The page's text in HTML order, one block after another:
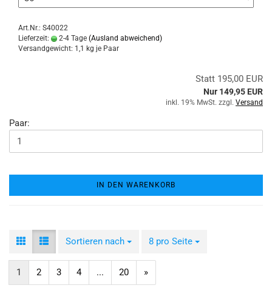
Art.Nr.: S40022
Lieferzeit:
2-4 Tage (Ausland abweichend)
Versandgewicht: 1,1 kg je Paar
Statt 195,00 EUR
Nur 149,95 EUR
inkl. 19% MwSt. zzgl. Versand
Paar:
IN DEN WARENKORB
Sortieren nach
Sortieren nach 8 pro Seite
pro Seite
1 2 3 4 ... 20 »